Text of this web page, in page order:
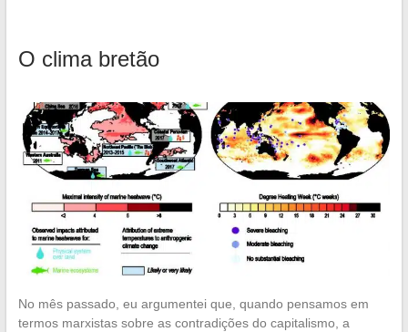
O clima bretão
No mês passado, eu argumentei que, quando pensamos em
termos marxistas sobre as contradições do capitalismo, a